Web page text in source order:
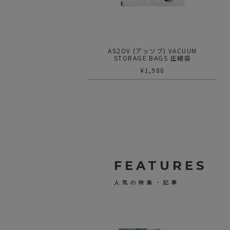
AS2OV (アッソブ) VACUUM
STORAGE BAGS 圧縮袋
¥ 1,980
FEATURES
人気の特集・記事